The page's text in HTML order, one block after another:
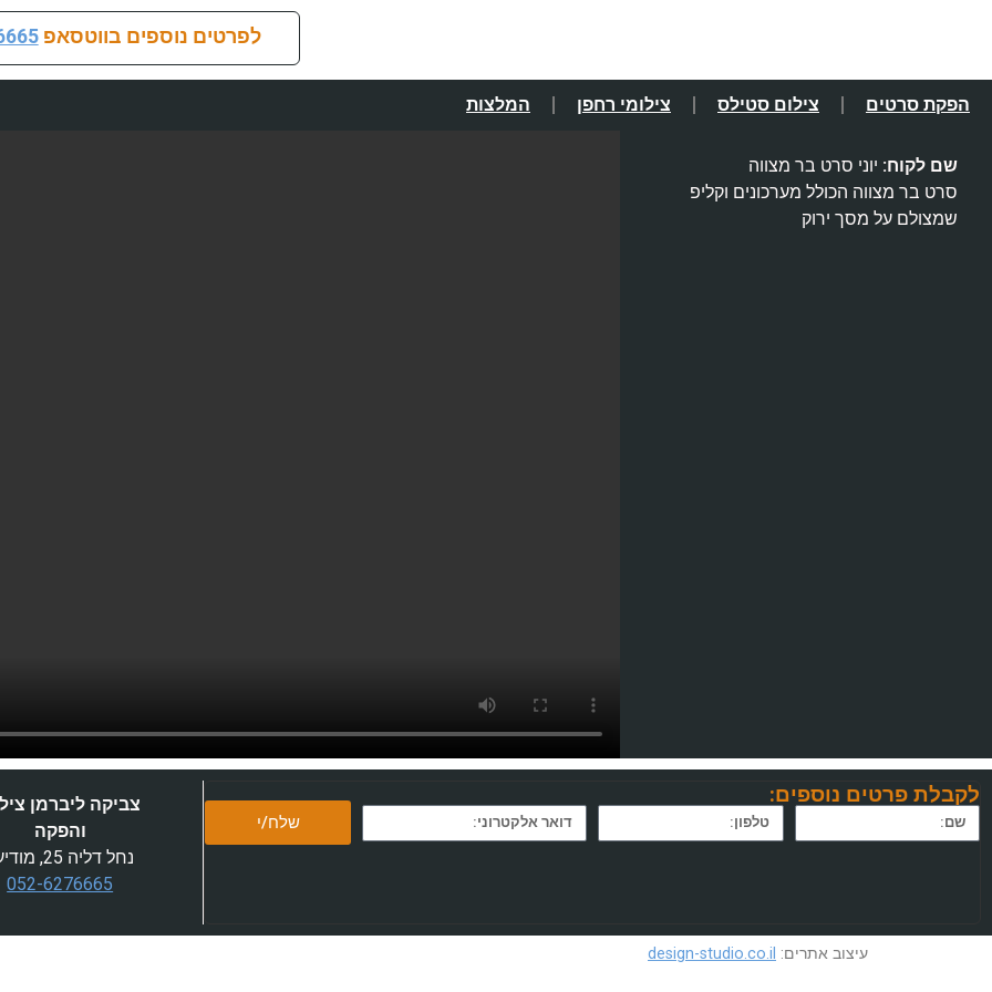
לפרטים נוספים בווטסאפ
הפקת סרטים צילום סטילס צילומי רחפן המלצות
שם לקוח: יוני סרט בר מצווה
סרט בר מצווה הכולל מערכונים וקליפ
שמצולם על מסך ירוק
לקבלת פרטים נוספים:
שלח/י
צביקה ליברמן
והפקה
נחל דליה 25, מודיעין
052-6276665
עיצוב אתרים: design-studio.co.il